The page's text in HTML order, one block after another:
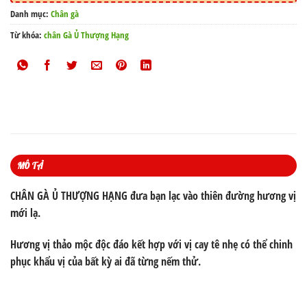
Danh mục: Chân gà
Từ khóa: chân Gà Ủ Thượng Hạng
MÔ TẢ
CHÂN GÀ Ủ THƯỢNG HẠNG đưa bạn lạc vào thiên đường hương vị
mới lạ.
Hương vị thảo mộc độc đáo kết hợp với vị cay tê nhẹ có thể chinh
phục khẩu vị của bất kỳ ai đã từng nếm thử.